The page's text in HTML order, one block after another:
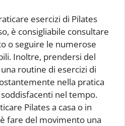
esercizi di Pilates
è consigliabile consultare
o seguire le numerose
Inoltre, prendersi del
routine di esercizi di
nella pratica
nel tempo.
Pilates a casa o in
fare del movimento una